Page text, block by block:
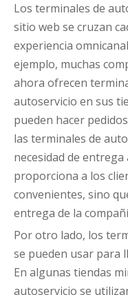
Los terminales de
sitio web se cruzan
experiencia
ejemplo, muchas
ahora ofrecen
autoservicio en sus
pueden hacer
las terminales de
necesidad de
proporciona a los
convenientes, sino
entrega de la
Por otro lado, los
se pueden usar para
En algunas tiendas
autoservicio se